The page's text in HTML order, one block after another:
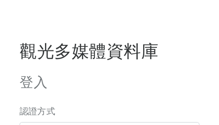
觀光多媒體資料庫
登入
認證方式